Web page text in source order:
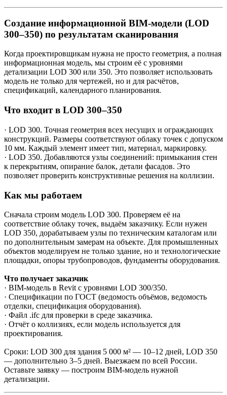
Создание информационной BIM-модели (LOD
300–350) по результатам сканирования
Когда проектировщикам нужна не просто геометрия, а полная
информационная модель, мы строим её с уровнями
детализации LOD 300 или 350. Это позволяет использовать
модель не только для чертежей, но и для расчётов,
спецификаций, календарного планирования.
Что входит в LOD 300–350
· LOD 300. Точная геометрия всех несущих и ограждающих
конструкций. Размеры соответствуют облаку точек с допуском
10 мм. Каждый элемент имеет тип, материал, маркировку.
· LOD 350. Добавляются узлы соединений: примыкания стен
к перекрытиям, опирание балок, детали фасадов. Это
позволяет проверить конструктивные решения на коллизии.
Как мы работаем
Сначала строим модель LOD 300. Проверяем её на
соответствие облаку точек, выдаём заказчику. Если нужен
LOD 350, дорабатываем узлы по техническим каталогам или
по дополнительным замерам на объекте. Для промышленных
объектов моделируем не только здание, но и технологические
площадки, опоры трубопроводов, фундаменты оборудования.
Что получает заказчик
· BIM-модель в Revit с уровнями LOD 300/350.
· Спецификации по ГОСТ (ведомость объёмов, ведомость
отделки, спецификация оборудования).
· Файл .ifc для проверки в среде заказчика.
· Отчёт о коллизиях, если модель используется для
проектирования.
Сроки: LOD 300 для здания 5 000 м² — 10–12 дней, LOD 350
— дополнительно 3–5 дней. Выезжаем по всей России.
Оставьте заявку — построим BIM-модель нужной
детализации.